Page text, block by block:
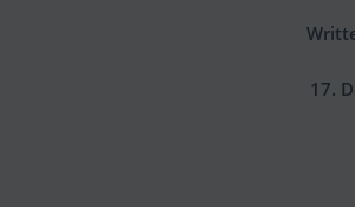
17.